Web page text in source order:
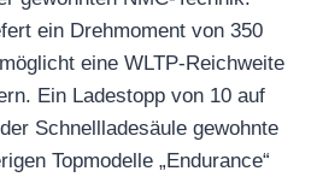
ein Drehmoment von 350
eine WLTP-Reichweite
Ein Ladestopp von 10 auf
Schnellladesäule gewohnte
Topmodelle „Endurance“